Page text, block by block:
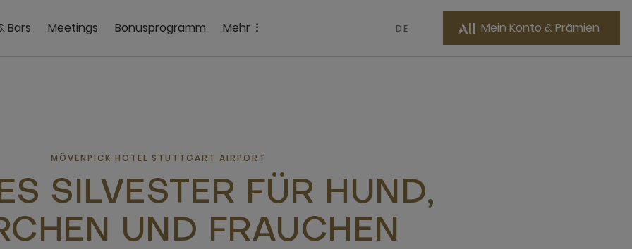
Bars Meetings Bonusprogramm Mehr DE Mein Konto & Prämien
MÖVENPICK HOTEL STUTTGART AIRPORT
SILVESTER FÜR HUND,
UND FRAUCHEN